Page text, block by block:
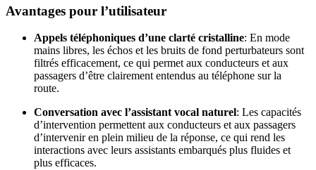
Avantages pour l’utilisateur
Appels téléphoniques d’une clarté cristalline: En mode
mains libres, les échos et les bruits de fond perturbateurs sont
filtrés efficacement, ce qui permet aux conducteurs et aux
passagers d’être clairement entendus au téléphone sur la
route.
Conversation avec l’assistant vocal naturel: Les capacités
d’intervention permettent aux conducteurs et aux passagers
d’intervenir en plein milieu de la réponse, ce qui rend les
interactions avec leurs assistants embarqués plus fluides et
plus efficaces.